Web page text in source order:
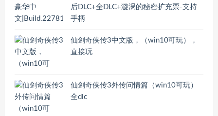
后DLC+全DLC+漩涡的秘密扩充票-支持
手柄
仙剑奇侠传3中文版，（win10可玩），
直接玩
仙剑奇侠传3外传问情篇（win10可玩）
全dlc